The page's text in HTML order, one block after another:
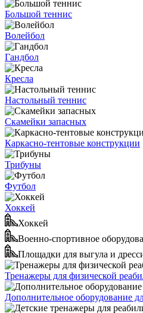
Большой теннис
Волейбол
Гандбол
Кресла
Настольный теннис
Скамейки запасных
Каркасно-тентовые конструкции
Трибуны
Футбол
Хоккей
Хоккей
Военно-спортивное
Площадки для выгула и
Тренажеры для физической
Дополнительное оборудование